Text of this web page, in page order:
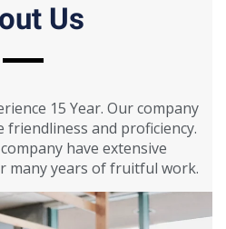
Us
15 Year. Our company
friendliness and proficiency.
have extensive
many years of fruitful work.